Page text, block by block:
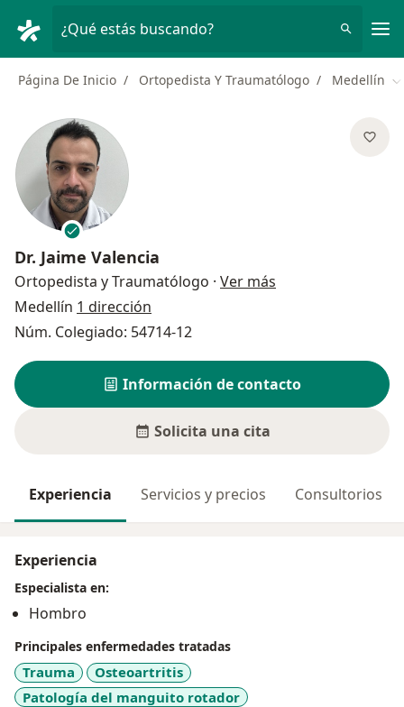
¿Qué estás buscando?
Página De Inicio Ortopedista Y Traumatólogo Medellín
Dr. Jaime Valencia
Ortopedista y Traumatólogo · Ver más
Medellín 1 dirección
Núm. Colegiado: 54714-12
Información de contacto
Solicita una cita
Experiencia Servicios y precios Consultorios
Experiencia
Especialista en:
Hombro
Principales enfermedades tratadas
Trauma
Osteoartritis
Patología del manguito rotador